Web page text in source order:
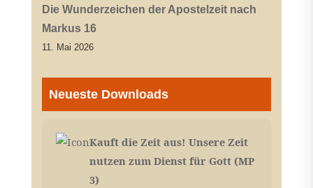
Die Wunderzeichen der Apostelzeit nach
Markus 16
11. Mai 2026
Neueste Downloads
Kauft die Zeit aus! Unsere Zeit
nutzen zum Dienst für Gott (MP
3)